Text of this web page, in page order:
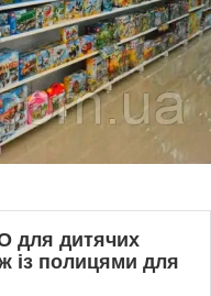
для дитячих
із полицями для